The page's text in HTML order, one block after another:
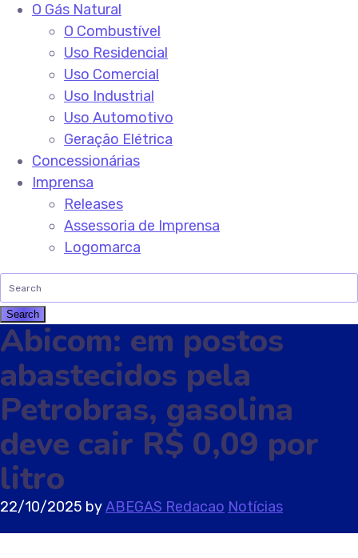
O Gás Natural
O Combustível
Uso Residencial
Uso Comercial
Uso Industrial
Uso Automotivo
Geração Elétrica
Concessionárias
Imprensa
Releases
Assessoria de Imprensa
Logomarca
Abicom: em postos
abastecidos pela
Petrobras, gasolina
deve cair R$ 0,09 por
litro
22/10/2025 byABEGAS Redacao Notícias